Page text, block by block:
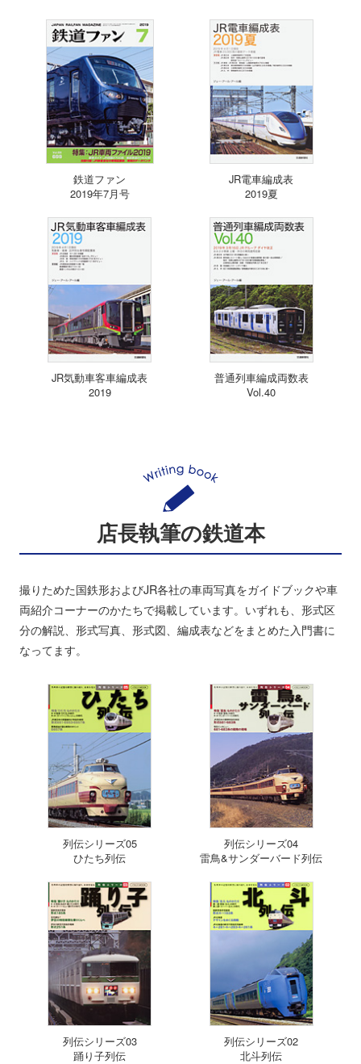
鉄道ファン
2019年7月号
JR電車編成表
2019夏
JR気動車客車編成表
2019
普通列車編成両数表
Vol.40
店長執筆の鉄道本
撮りためた国鉄形およびJR各社の車両写真をガイドブックや車
両紹介コーナーのかたちで掲載しています。いずれも、形式区
分の解説、形式写真、形式図、編成表などをまとめた入門書に
なってます。
列伝シリーズ05
ひたち列伝
列伝シリーズ04
雷鳥&サンダーバード列伝
列伝シリーズ03
踊り子列伝
列伝シリーズ02
北斗列伝